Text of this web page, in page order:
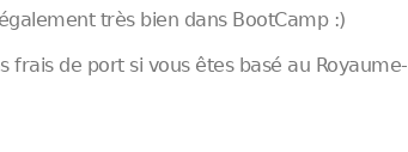
très bien dans BootCamp :)
de port si vous êtes basé au Royaume-